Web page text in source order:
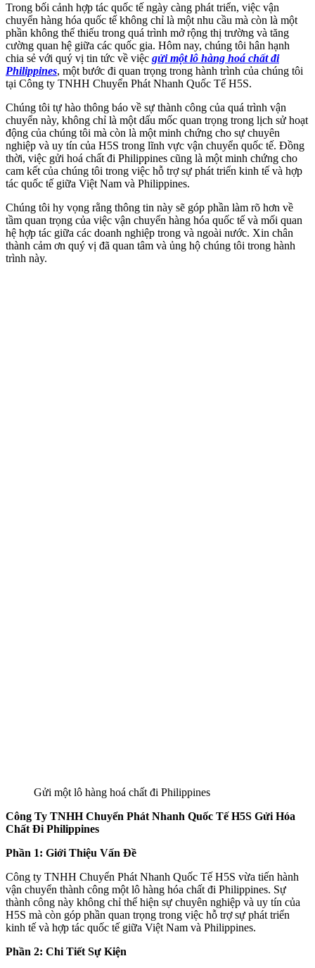
Trong bối cảnh hợp tác quốc tế ngày càng phát triển, việc vận
chuyển hàng hóa quốc tế không chỉ là một nhu cầu mà còn là một
phần không thể thiếu trong quá trình mở rộng thị trường và tăng
cường quan hệ giữa các quốc gia. Hôm nay, chúng tôi hân hạnh
chia sẻ với quý vị tin tức về việc gửi một lô hàng hoá chất đi
Philippines, một bước đi quan trọng trong hành trình của chúng tôi
tại Công ty TNHH Chuyển Phát Nhanh Quốc Tế H5S.
Chúng tôi tự hào thông báo về sự thành công của quá trình vận
chuyển này, không chỉ là một dấu mốc quan trọng trong lịch sử hoạt
động của chúng tôi mà còn là một minh chứng cho sự chuyên
nghiệp và uy tín của H5S trong lĩnh vực vận chuyển quốc tế. Đồng
thời, việc gửi hoá chất đi Philippines cũng là một minh chứng cho
cam kết của chúng tôi trong việc hỗ trợ sự phát triển kinh tế và hợp
tác quốc tế giữa Việt Nam và Philippines.
Chúng tôi hy vọng rằng thông tin này sẽ góp phần làm rõ hơn về
tầm quan trọng của việc vận chuyển hàng hóa quốc tế và mối quan
hệ hợp tác giữa các doanh nghiệp trong và ngoài nước. Xin chân
thành cảm ơn quý vị đã quan tâm và ủng hộ chúng tôi trong hành
trình này.
Gửi một lô hàng hoá chất đi Philippines
Công Ty TNHH Chuyển Phát Nhanh Quốc Tế H5S Gửi Hóa
Chất Đi Philippines
Phần 1: Giới Thiệu Vấn Đề
Công ty TNHH Chuyển Phát Nhanh Quốc Tế H5S vừa tiến hành
vận chuyển thành công một lô hàng hóa chất đi Philippines. Sự
thành công này không chỉ thể hiện sự chuyên nghiệp và uy tín của
H5S mà còn góp phần quan trọng trong việc hỗ trợ sự phát triển
kinh tế và hợp tác quốc tế giữa Việt Nam và Philippines.
Phần 2: Chi Tiết Sự Kiện